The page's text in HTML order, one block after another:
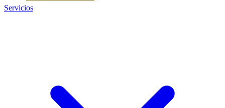
Servicios